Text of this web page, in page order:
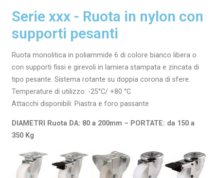
Serie xxx - Ruota in nylon con
supporti pesanti
Ruota monolitica in poliammide 6 di colore bianco libera o
con supporti fissi e girevoli in lamiera stampata e zincata di
tipo pesante. Sistema rotante su doppia corona di sfere.
Temperature di utilizzo: -25°C/ +80 °C
Attacchi disponibili: Piastra e foro passante
DIAMETRI Ruota DA: 80 a 200mm – PORTATE: da 150 a
350 Kg